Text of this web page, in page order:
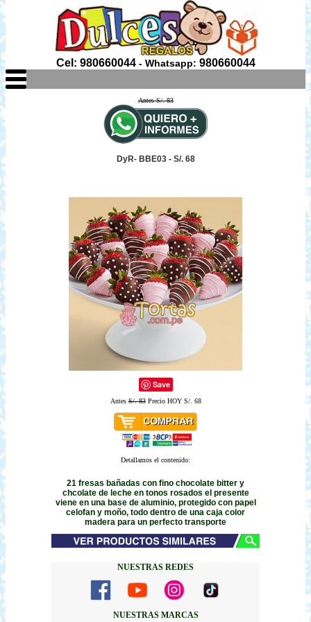
Cel: 980660044- Whatsapp: 980660044
Antes S/. 83
DyR- BBE03 - S/. 68
Save
AntesS/. 83Precio HOY S/. 68
Detallamos el contenido:
21 fresas bañadas con fino chocolate bitter y
chcolate de leche en tonos rosados el presente
viene en una base de aluminio, protegido con papel
celofan y moño, todo dentro de una caja color
madera para un perfecto transporte
NUESTRAS REDES
NUESTRAS MARCAS